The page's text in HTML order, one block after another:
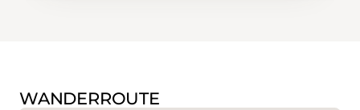
WANDERROUTE